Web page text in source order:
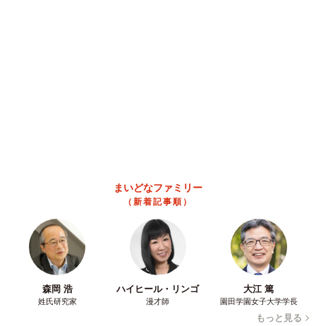
2026.08.07
友人のマンション敷地内に度々車を停めていた
ら…注意の貼り紙でナンバーをさらされました
【弁護士が解説】
長澤 芳子
愛車は総走行距離17万キロのホンダレジェン
ド 「どなたか欲しい方が居たら」 大御所漫